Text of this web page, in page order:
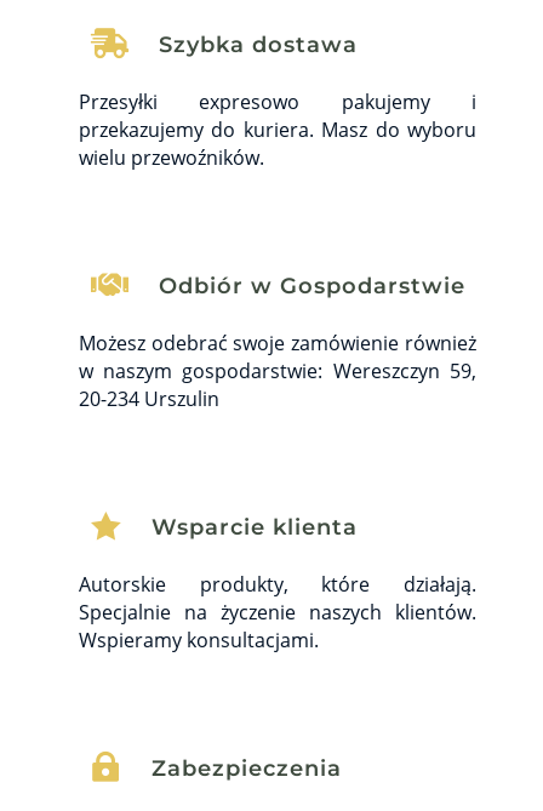
 Szybka dostawa
Przesyłki expresowo pakujemy i
przekazujemy do kuriera. Masz do wyboru
wielu przewoźników.
 Odbiór w Gospodarstwie
Możesz odebrać swoje zamówienie również
w naszym gospodarstwie: Wereszczyn 59,
20-234 Urszulin
 Wsparcie klienta
Autorskie produkty, które działają.
Specjalnie na życzenie naszych klientów.
Wspieramy konsultacjami.
 Zabezpieczenia